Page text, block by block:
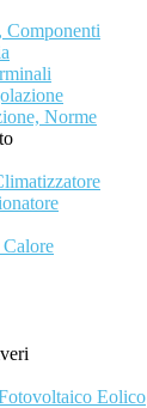
Componenti
Norme
Eolico